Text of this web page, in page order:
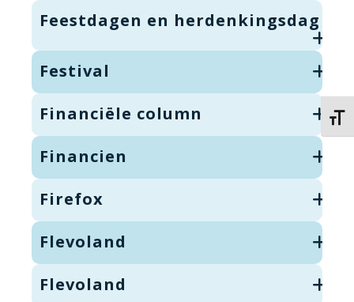
Feestdagen en herdenkingsdag
Festival
Financiële column
Financien
Firefox
Flevoland
Flevoland